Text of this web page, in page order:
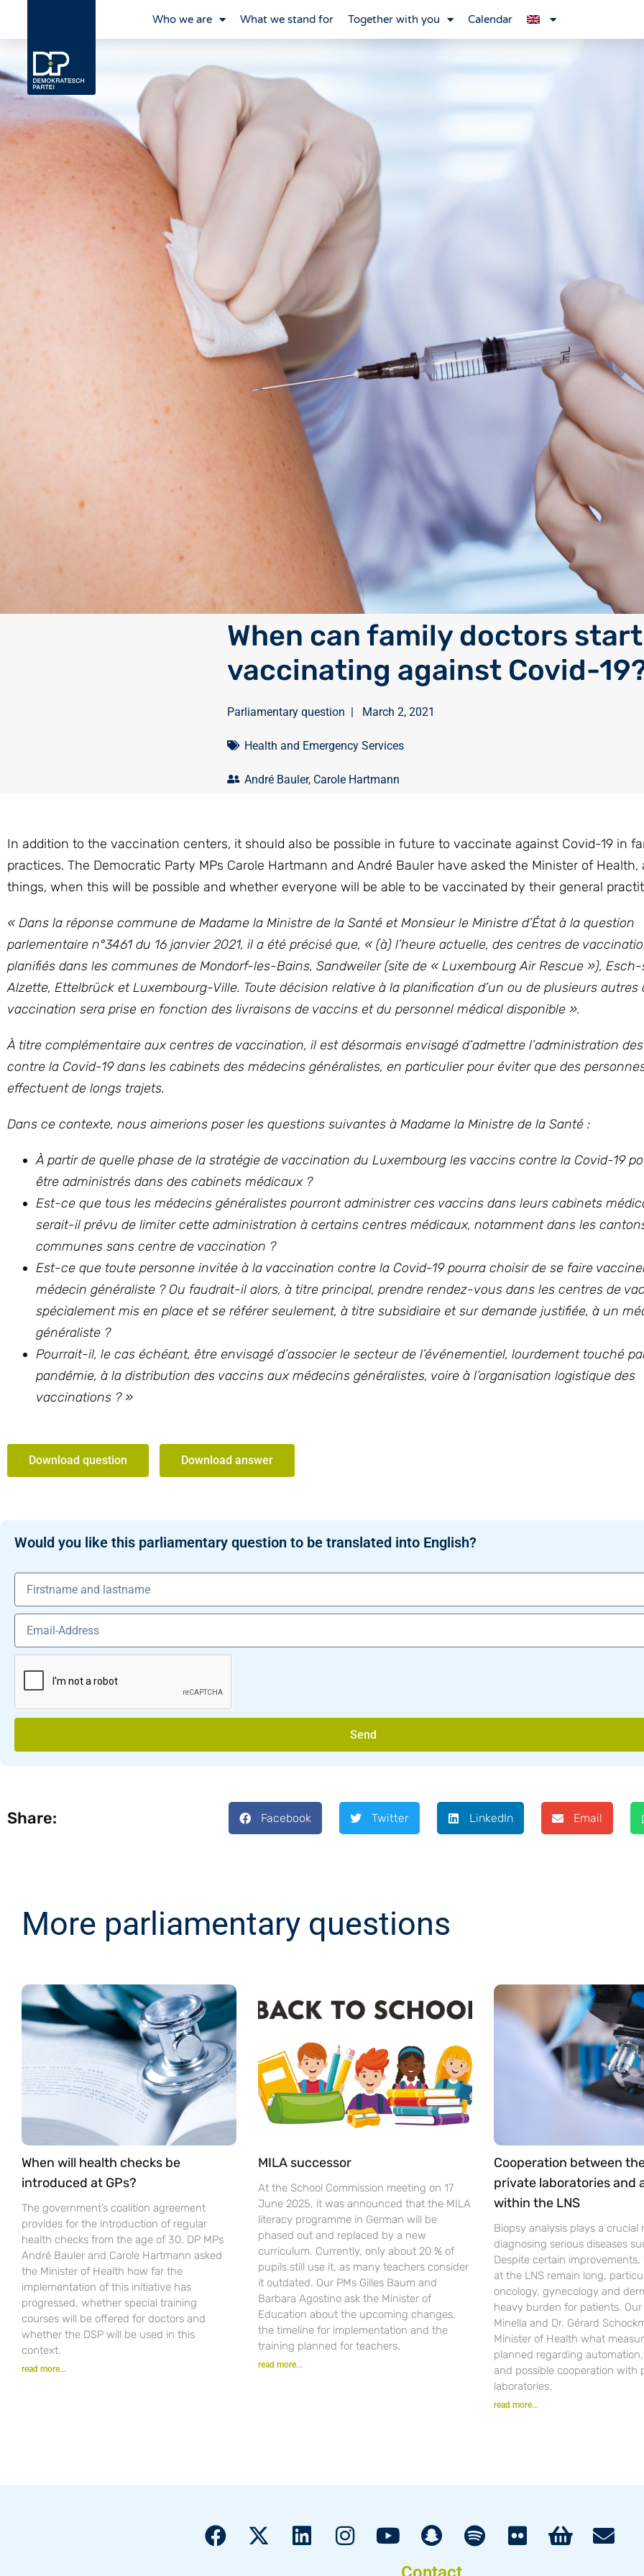
Who we are What we stand for Together with you Calendar
When can family doctors start
vaccinating against Covid-
Parliamentary question | March 2, 2021
Health and Emergency Services
André Bauler, Carole Hartmann
In addition to the vaccination centers, it should also be possible in future to vaccinate against Covid-19 in
practices. The Democratic Party MPs Carole Hartmann and André Bauler have asked the Minister of Health,
things, when this will be possible and whether everyone will be able to be vaccinated by their general
« Dans la réponse commune de Madame la Ministre de la Santé et Monsieur le Ministre d’État à la question
parlementaire n°3461 du 16 janvier 2021, il a été précisé que, « (à) l’heure actuelle, des centres de
planifiés dans les communes de Mondorf-les-Bains, Sandweiler (site de « Luxembourg Air Rescue »),
Alzette, Ettelbrück et Luxembourg-Ville. Toute décision relative à la planification d’un ou de plusieurs autres
vaccination sera prise en fonction des livraisons de vaccins et du personnel médical disponible ».
À titre complémentaire aux centres de vaccination, il est désormais envisagé d’admettre l’administration
contre la Covid-19 dans les cabinets des médecins généralistes, en particulier pour éviter que des
effectuent de longs trajets.
Dans ce contexte, nous aimerions poser les questions suivantes à Madame la Ministre de la Santé :
À partir de quelle phase de la stratégie de vaccination du Luxembourg les vaccins contre la Covid-19
être administrés dans des cabinets médicaux ?
Est-ce que tous les médecins généralistes pourront administrer ces vaccins dans leurs cabinets
serait-il prévu de limiter cette administration à certains centres médicaux, notamment dans les
communes sans centre de vaccination ?
Est-ce que toute personne invitée à la vaccination contre la Covid-19 pourra choisir de se faire
médecin généraliste ? Ou faudrait-il alors, à titre principal, prendre rendez-vous dans les centres de
spécialement mis en place et se référer seulement, à titre subsidiaire et sur demande justifiée, à un
généraliste ?
Pourrait-il, le cas échéant, être envisagé d’associer le secteur de l’événementiel, lourdement touché
pandémie, à la distribution des vaccins aux médecins généralistes, voire à l’organisation logistique des
vaccinations ? »
Download question Download answer
Would you like this parliamentary question to be translated into English?
Send
Share: Facebook Twitter LinkedIn Email
More parliamentary questions
When will health checks be
introduced at GPs?
The government’s coalition agreement
provides for the introduction of regular
health checks from the age of 30. DP MPs
André Bauler and Carole Hartmann asked
the Minister of Health how far the
implementation of this initiative has
progressed, whether special training
courses will be offered for doctors and
whether the DSP will be used in this
context.
read more...
MILA successor
At the School Commission meeting on 17
June 2025, it was announced that the MILA
literacy programme in German will be
phased out and replaced by a new
curriculum. Currently, only about 20 % of
pupils still use it, as many teachers consider
it outdated. Our PMs Gilles Baum and
Barbara Agostino ask the Minister of
Education about the upcoming changes,
the timeline for implementation and the
training planned for teachers.
read more...
Cooperation between
private laboratories and
within the LNS
Biopsy analysis plays a crucial
diagnosing serious diseases
Despite certain
at the LNS remain long,
oncology, gynecology and
heavy burden for patients.
Minella and Dr. Gérard
Minister of Health what
planned regarding
and possible cooperation with
laboratories.
read more...